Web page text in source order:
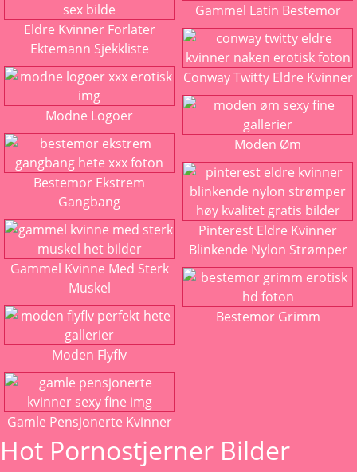
Eldre Kvinner Forlater
Ektemann Sjekkliste
Modne Logoer
Bestemor Ekstrem
Gangbang
Gammel Kvinne Med Sterk
Muskel
Moden Flyflv
Gamle Pensjonerte Kvinner
Gammel Latin Bestemor
Conway Twitty Eldre Kvinner
Moden Øm
Pinterest Eldre Kvinner
Blinkende Nylon Strømper
Bestemor Grimm
Hot Pornostjerner Bilder